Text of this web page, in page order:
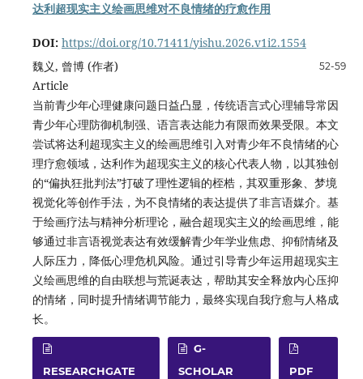
达利超现实主义绘画思维对不良情绪的疗愈作用
DOI: https://doi.org/10.71411/yishu.2026.v1i2.1554
52-59
魏义, 曾博 (作者)
Article
当前青少年心理健康问题日益凸显，传统语言式心理辅导常因
青少年心理防御机制强、语言表达能力有限而效果受限。本文
尝试将达利超现实主义的绘画思维引入对青少年不良情绪的心
理疗愈领域，达利作为超现实主义的核心代表人物，以其独创
的“偏执狂批判法”打破了理性逻辑的桎梏，其双重形象、梦境
视觉化等创作手法，为不良情绪的表达提供了非言语媒介。基
于绘画疗法与精神分析理论，融合超现实主义的绘画思维，能
够通过非言语视觉表达有效缓解青少年学业焦虑、抑郁情绪及
人际压力，降低心理危机风险。通过引导青少年运用超现实主
义绘画思维的自由联想与荒诞表达，帮助其安全释放内心压抑
的情绪，同时提升情绪调节能力，最终实现自我疗愈与人格成
长。
RESEARCHGATE
G-
SCHOLAR
PDF